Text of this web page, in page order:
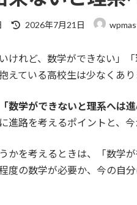
最
新
日
2026年7月21日
けれど、数学ができない」
えている高校生は少なくあり
「数学ができないと理系へは進
進路を考えるポイントと、
かを考えるときは、「数学
度の数学が必要か、今の自